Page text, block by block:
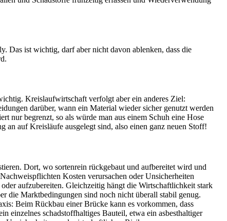
Das ist wichtig, darf aber nicht davon ablenken, dass die
Kreislaufwirtschaft verfolgt aber ein anderes Ziel:
darüber, wann ein Material wieder sicher genutzt werden
nur begrenzt, so als würde man aus einem Schuh eine Hose
auf Kreisläufe ausgelegt sind, also einen ganz neuen Stoff!
Dort, wo sortenrein rückgebaut und aufbereitet wird und
Kosten verursachen oder Unsicherheiten
aufzubereiten. Gleichzeitig hängt die Wirtschaftlichkeit stark
die Marktbedingungen sind noch nicht überall stabil genug.
Beim Rückbau einer Brücke kann es vorkommen, dass
einzelnes schadstoffhaltiges Bauteil, etwa ein asbesthaltiger